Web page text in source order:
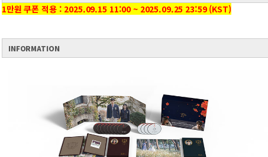
1만원 쿠폰 적용 : 2025.09.15 11:00 ~ 2025.09.25 23:59 (KST)
INFORMATION